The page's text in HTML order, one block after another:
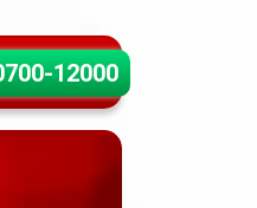
12000